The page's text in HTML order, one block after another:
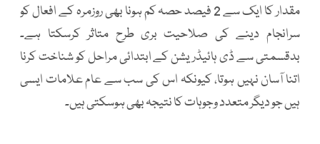
مقدار کا ایک سے 2 فیصد حصہ کم ہونا بھی روزمرہ کے افعال کو
سرانجام دینے کی صلاحیت بری طرح متاثر کرسکتا ہے۔
بدقسمتی سے ڈی ہائیڈریشن کے ابتدائی مراحل کو شناخت کرنا
اتنا آسان نہیں ہوتا، کیونکہ اس کی سب سے عام علامات ایسی
ہیں جو دیگر متعدد وجوہات کا نتیجہ بھی ہوسکتی ہیں۔